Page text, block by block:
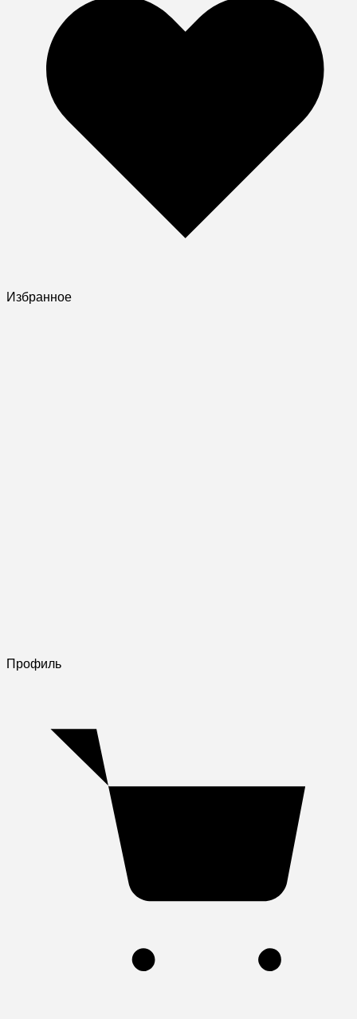
Избранное
Профиль